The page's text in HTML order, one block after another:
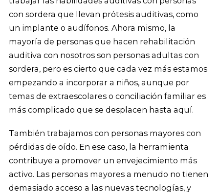
con sordera que llevan prótesis auditivas, como
un implante o audífonos. Ahora mismo, la
mayoría de personas que hacen rehabilitación
auditiva con nosotros son personas adultas con
sordera, pero es cierto que cada vez más estamos
empezando a incorporar a niños, aunque por
temas de extraescolares o conciliación familiar es
más complicado que se desplacen hasta aquí.
También trabajamos con personas mayores con
pérdidas de oído. En ese caso, la herramienta
contribuye a promover un envejecimiento más
activo. Las personas mayores a menudo no tienen
demasiado acceso a las nuevas tecnologías, y